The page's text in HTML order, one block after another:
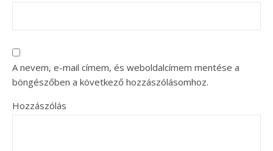
A nevem, e-mail címem, és weboldalcímem mentése a
böngészőben a következő hozzászólásomhoz.
Hozzászólás